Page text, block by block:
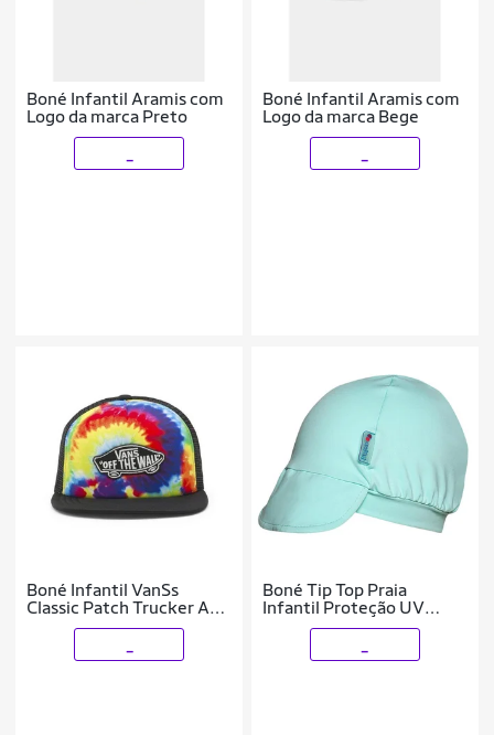
Boné Infantil Aramis com
Logo da marca Preto
Boné Infantil Aramis com
Logo da marca Bege
Boné Infantil VanSs
Classic Patch Trucker Aba
Reta - Tye Dye
Boné Tip Top Praia
Infantil Proteção UV
Masculino